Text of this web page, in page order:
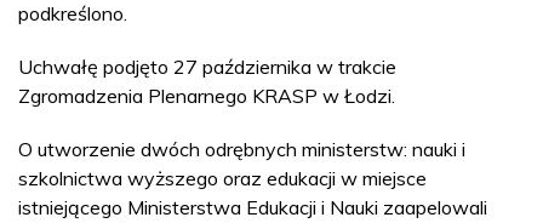
podkreślono.
Uchwałę podjęto 27 października w trakcie
Zgromadzenia Plenarnego KRASP w Łodzi.
O utworzenie dwóch odrębnych ministerstw: nauki i
szkolnictwa wyższego oraz edukacji w miejsce
istniejącego Ministerstwa Edukacji i Nauki zaapelowali